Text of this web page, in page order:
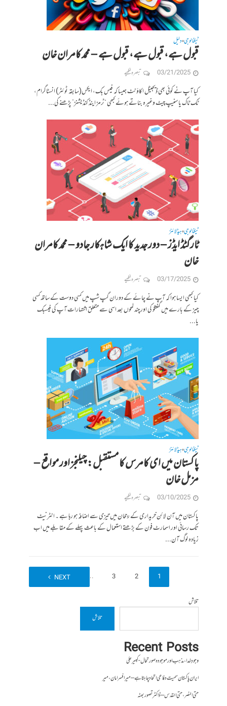
ٹیکنالوجی•دلیل
قبول ہے، قبول ہے، قبول ہے – محمد کامران خان
03/21/2025 تبصرہ لکھیے
کیا آپ نے کوئی بھی ڈیجیٹل اکاؤنٹ جیسا کہ فیس بک، ایکس(سابقہ ٹوئٹر) انسٹاگرام،
ٹک ٹاک یا سنیپ چیٹ وغیرہ بناتے ہوئے کبھی “ٹرمز اینڈ کنڈیشنز” پڑھنے کی...
ٹیکنالوجی•ہیڈلائنز
ٹارگٹڈ ایڈز – دور جدید کا ایک شاہکار جادو – محمد کامران
خان
03/17/2025 تبصرہ لکھیے
کیا کبھی ایسا ہوا کہ آپ نے چائے کے دوران گپ شپ میں کسی دوست کے ساتھ کسی
چیز کے بارے میں گفتگو کی اور چند لمحوں بعد اسی سے متعلق اشتہارات آپ کی فیسبک
یا...
ٹیکنالوجی•ہیڈلائنز
پاکستان میں ای کامرس کا مستقبل: چیلنجز اور مواقع –
مزمل خان
03/10/2025 تبصرہ لکھیے
پاکستان میں آن لائن خریداری کے رجحان میں تیزی سے اضافہ ہو رہا ہے ۔ انٹرنیٹ
تک رسائی اور اسمارٹ فون کے بڑھتے استعمال کے باعث پہلے کے مقابلے میں اب
زیادہ لوگ آن...
1
2
3
…
5
NEXT
تلاش
تلاش
Recent Posts
وجودِ خدا، مذہب اور موجودہ صورتحال- کبیر علی
ایران پاکستان سمیت دفاعی اتحاد چاہتا ہے – میر افسر امان،میر
حتی النصر ، حتی القدس – ڈاکٹر تصور بھٹہ